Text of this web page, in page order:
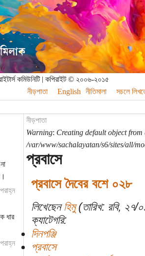
কমিউনিটি | কপিরাইট © ২০০৬-২০১৫
নীড়পাতা
English নীতিমালা সচলে
ধার
নীড়পাতা
Warning: Creating default object from
/var/www/sachalayatan/s6/sites/all/
প্রবাসে
প্রবাসে দৈবের বশে ০২৮
লিখেছেন হিমু(তারিখ: রবি,
ক্যাটেগরি:
দিনপঞ্জি
প্রবাসে